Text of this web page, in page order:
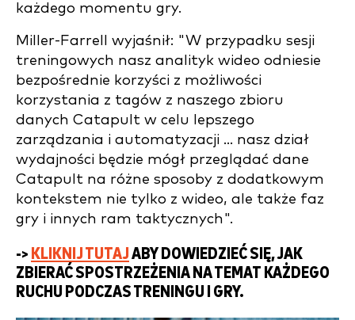
każdego momentu gry.
Miller-Farrell wyjaśnił: "W przypadku sesji
treningowych nasz analityk wideo odniesie
bezpośrednie korzyści z możliwości
korzystania z tagów z naszego zbioru
danych Catapult w celu lepszego
zarządzania i automatyzacji ... nasz dział
wydajności będzie mógł przeglądać dane
Catapult na różne sposoby z dodatkowym
kontekstem nie tylko z wideo, ale także faz
gry i innych ram taktycznych".
-> KLIKNIJ TUTAJABY DOWIEDZIEĆ SIĘ, JAK
ZBIERAĆ SPOSTRZEŻENIA NA TEMAT KAŻDEGO
RUCHU PODCZAS TRENINGU I GRY.